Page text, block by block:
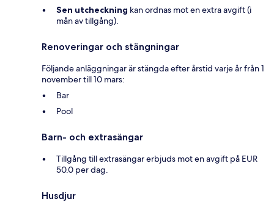
Sen utcheckning kan ordnas mot en extra avgift (i
mån av tillgång).
Renoveringar och stängningar
Följande anläggningar är stängda efter årstid varje år från 1
november till 10 mars:
Bar
Pool
Barn- och extrasängar
Tillgång till extrasängar erbjuds mot en avgift på EUR
50.0 per dag.
Husdjur